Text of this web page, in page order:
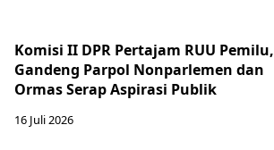
Komisi II DPR Pertajam RUU Pemilu,
Gandeng Parpol Nonparlemen dan
Ormas Serap Aspirasi Publik
16 Juli 2026